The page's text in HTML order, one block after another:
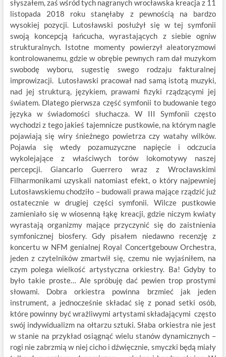
słyszałem, zaś wśród tych nagranych wrocławska kreacja z 11
listopada 2018 roku stanęłaby z pewnością na bardzo
wysokiej pozycji. Lutosławski posłużył się w tej symfonii
swoją koncepcją łańcucha, wyrastających z siebie ogniw
strukturalnych. Istotne momenty powierzył aleatoryzmowi
kontrolowanemu, gdzie w obrębie pewnych ram dał muzykom
swobodę wyboru, sugestię swego rodzaju fakturalnej
improwizacji. Lutosławski pracował nad samą istotą muzyki,
nad jej strukturą, językiem, prawami fizyki rządzącymi jej
światem. Dlatego pierwsza część symfonii to budowanie tego
języka w świadomości słuchacza. W III Symfonii często
wychodzi z tego jakieś tajemnicze pustkowie, na którym nagle
pojawiają się wiry śnieżnego powietrza czy watahy wilków.
Pojawia się wtedy pozamuzyczne napięcie i odczucia
wykolejające z właściwych torów lokomotywy naszej
percepcji. Giancarlo Guerrero wraz z Wrocławskimi
Filharmonikami uzyskali natomiast efekt, o który najpewniej
Lutosławskiemu chodziło – budowali prawa mające rządzić już
ostatecznie w drugiej części symfonii. Wilcze pustkowie
zamieniało się w wiosenną łąkę kreacji, gdzie niczym kwiaty
wyrastają organizmy mające przyczynić się do zaistnienia
symfonicznej biosfery. Gdy pisałem niedawno recenzję z
koncertu w NFM genialnej Royal Concertgebouw Orchestra,
jeden z czytelników zmartwił się, czemu nie wyjaśniłem, na
czym polega wielkość artystyczna orkiestry. Ba! Gdyby to
było takie proste… Ale spróbuję dać pewien trop prostymi
słowami. Dobra orkiestra powinna brzmieć jak jeden
instrument, a jednocześnie składać się z ponad setki osób,
które powinny być wrażliwymi artystami składającymi często
swój indywidualizm na ołtarzu sztuki. Słaba orkiestra nie jest
w stanie na przykład osiągnąć wielu stanów dynamicznych –
rogi nie zabrzmią w niej cicho i dźwięcznie, smyczki będą miały